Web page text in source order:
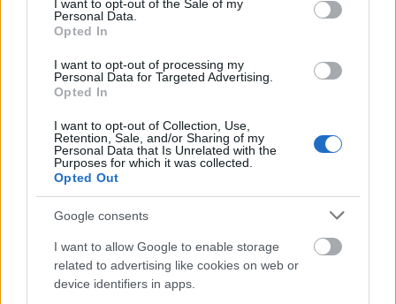
I want to opt-out of the Sale of my
Personal Data.
Opted In
I want to opt-out of processing my
Personal Data for Targeted Advertising.
Opted In
I want to opt-out of Collection, Use,
Retention, Sale, and/or Sharing of my
Personal Data that Is Unrelated with the
Purposes for which it was collected.
Opted Out
Google consents
I want to allow Google to enable storage
related to advertising like cookies on web or
device identifiers in apps.
után azonban a szerzői jogvédelem hatálya alól…